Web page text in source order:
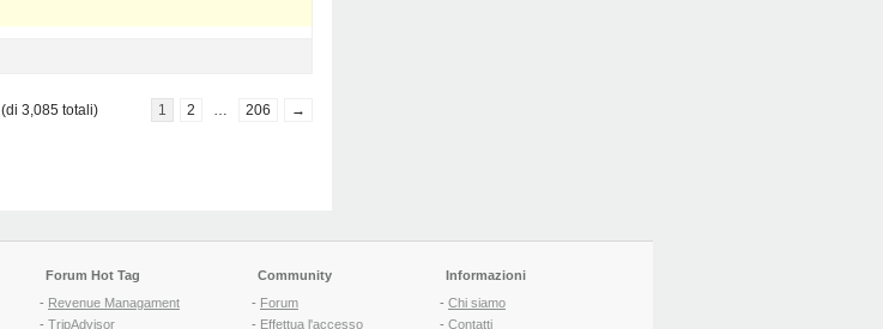
3,085 totali) 1 2 … 206 →
Forum Hot Tag
- Revenue Managament
- TripAdvisor
Community
- Forum
- Effettua l'accesso
Informazioni
- Chi siamo
- Contatti